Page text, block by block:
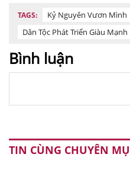
TAGS:
Kỷ Nguyên Vươn Mình
Dân Tộc Phát Triển Giàu Mạnh
Bình luận
TIN CÙNG CHUYÊN